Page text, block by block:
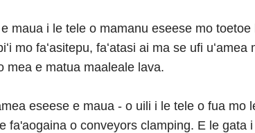
maua i le tele o mamanu eseese mo toetoe
mo faʻasitepu, faʻatasi ai ma se ufi uʻamea
mea e matua maaleale lava.
eseese e maua - o uili i le tele o fua mo
fa'aogaina o conveyors clamping. E le gata